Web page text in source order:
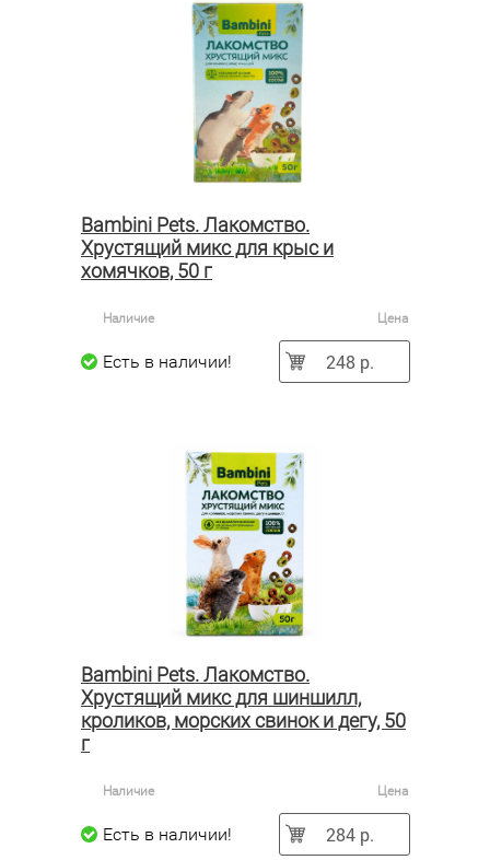
Bambini Pets. Лакомство.
Хрустящий микс для крыс и
хомячков, 50 г
Наличие Цена
Есть в наличии! 248 р.
Bambini Pets. Лакомство.
Хрустящий микс для шиншилл,
кроликов, морских свинок и дегу, 50
г
Наличие Цена
Есть в наличии! 284 р.